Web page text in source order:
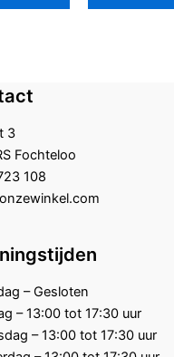
3
Fochteloo
108
– Gesloten
– 13:00 tot 17:30 uur
– 13:00 tot 17:30 uur